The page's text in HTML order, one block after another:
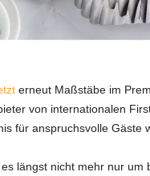
erneut Maßstäbe im
von internationalen
für anspruchsvolle Gäste
längst nicht mehr nur um